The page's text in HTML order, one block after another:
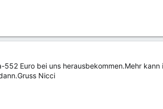
Euro bei uns herausbekommen.Mehr
Nicci